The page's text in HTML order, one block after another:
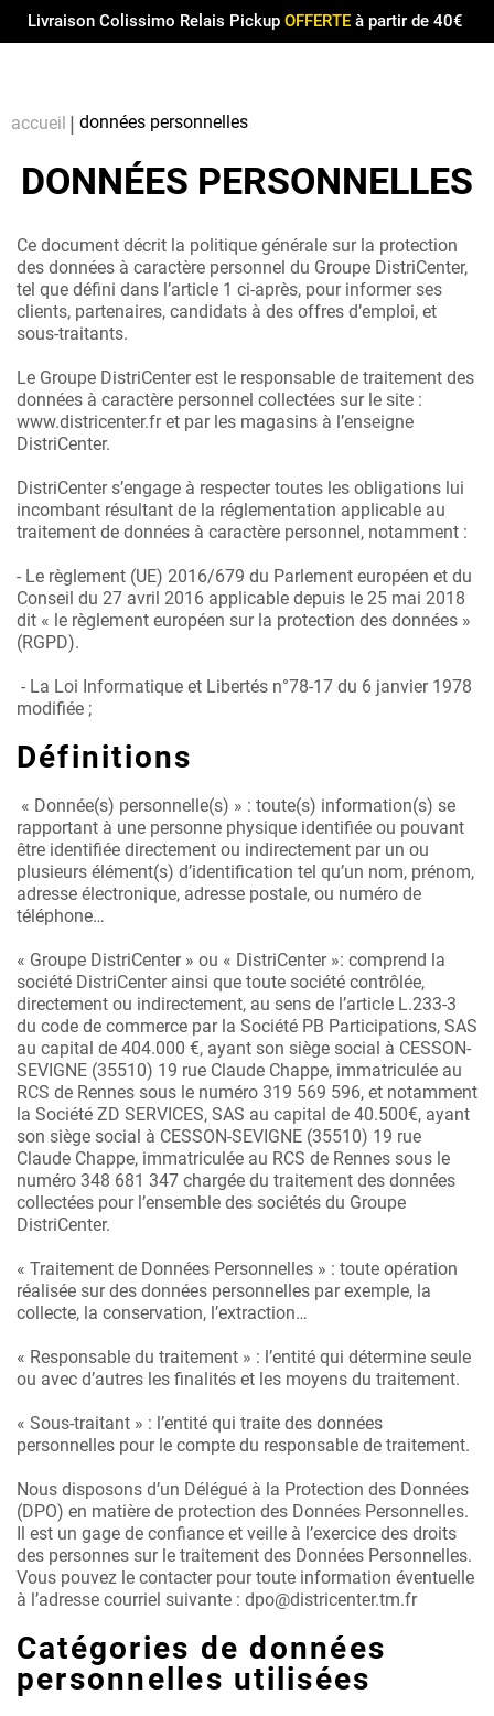
Livraison Colissimo Relais Pickup OFFERTEà partir de 40€
accueil données personnelles
DONNÉES PERSONNELLES
Ce document décrit la politique générale sur la protection
des données à caractère personnel du Groupe DistriCenter,
tel que défini dans l’article 1 ci-après, pour informer ses
clients, partenaires, candidats à des offres d’emploi, et
sous-traitants.
Le Groupe DistriCenter est le responsable de traitement des
données à caractère personnel collectées sur le site :
www.districenter.fr et par les magasins à l’enseigne
DistriCenter.
DistriCenter s’engage à respecter toutes les obligations lui
incombant résultant de la réglementation applicable au
traitement de données à caractère personnel, notamment :
- Le règlement (UE) 2016/679 du Parlement européen et du
Conseil du 27 avril 2016 applicable depuis le 25 mai 2018
dit « le règlement européen sur la protection des données »
(RGPD).
- La Loi Informatique et Libertés n°78-17 du 6 janvier 1978
modifiée ;
Définitions
« Donnée(s) personnelle(s) » : toute(s) information(s) se
rapportant à une personne physique identifiée ou pouvant
être identifiée directement ou indirectement par un ou
plusieurs élément(s) d’identification tel qu’un nom, prénom,
adresse électronique, adresse postale, ou numéro de
téléphone…
« Groupe DistriCenter » ou « DistriCenter »: comprend la
société DistriCenter ainsi que toute société contrôlée,
directement ou indirectement, au sens de l’article L.233-3
du code de commerce par la Société PB Participations, SAS
au capital de 404.000 €, ayant son siège social à CESSON-
SEVIGNE (35510) 19 rue Claude Chappe, immatriculée au
RCS de Rennes sous le numéro 319 569 596, et notamment
la Société ZD SERVICES, SAS au capital de 40.500€, ayant
son siège social à CESSON-SEVIGNE (35510) 19 rue
Claude Chappe, immatriculée au RCS de Rennes sous le
numéro 348 681 347 chargée du traitement des données
collectées pour l’ensemble des sociétés du Groupe
DistriCenter.
« Traitement de Données Personnelles » : toute opération
réalisée sur des données personnelles par exemple, la
collecte, la conservation, l’extraction…
« Responsable du traitement » : l’entité qui détermine seule
ou avec d’autres les finalités et les moyens du traitement.
« Sous-traitant » : l’entité qui traite des données
personnelles pour le compte du responsable de traitement.
Nous disposons d’un Délégué à la Protection des Données
(DPO) en matière de protection des Données Personnelles.
Il est un gage de confiance et veille à l’exercice des droits
des personnes sur le traitement des Données Personnelles.
Vous pouvez le contacter pour toute information éventuelle
à l’adresse courriel suivante : dpo@districenter.tm.fr
Catégories de données
personnelles utilisées